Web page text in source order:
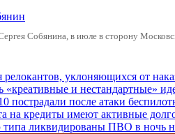
Собянина, в июле в сторону
релокантов, уклоняющихся от
«креативные и нестандартные»
пострадали после атаки
на кредиты имеют активные
ликвидированы ПВО в ночь